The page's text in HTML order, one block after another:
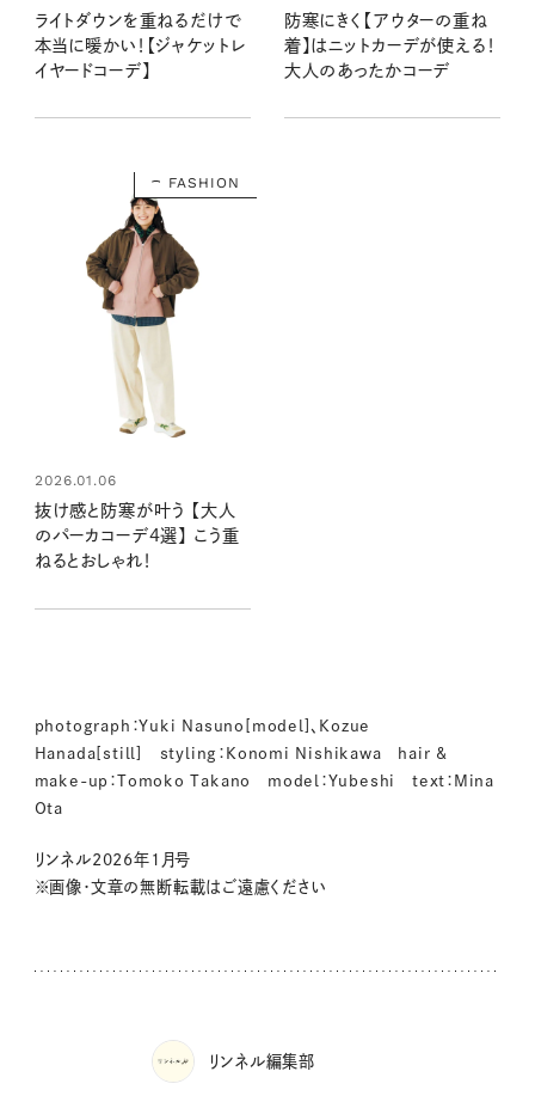
ライトダウンを重ねるだけで
本当に暖かい！【ジャケットレ
イヤードコーデ】
防寒にきく【アウターの重ね
着】はニットカーデが使える！
大人のあったかコーデ
FASHION
2026.01.06
抜け感と防寒が叶う 【大人
のパーカコーデ4選】 こう重
ねるとおしゃれ！
photograph：Yuki Nasuno[model]、Kozue
Hanada[still] styling：Konomi Nishikawa hair &
make-up：Tomoko Takano model：Yubeshi text：Mina
Ota
リンネル2026年1月号
※画像・文章の無断転載はご遠慮ください
リンネル編集部